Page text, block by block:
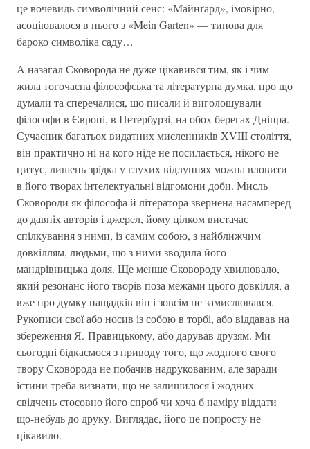
це вочевидь символічний сенс: «Майнґард», імовірно,
асоціювалося в нього з «Mein Garten» — типова для
бароко символіка саду…
А назагал Сковорода не дуже цікавився тим, як і чим
жила тогочасна філософська та літературна думка, про що
думали та сперечалися, що писали й виголошували
філософи в Європі, в Петербурзі, на обох берегах Дніпра.
Сучасник багатьох видатних мисленників XVIII століття,
він практично ні на кого ніде не посилається, нікого не
цитує, лишень зрідка у глухих відлуннях можна вловити
в його творах інтелектуальні відгомони доби. Мисль
Сковороди як філософа й літератора звернена насамперед
до давніх авторів і джерел, йому цілком вистачає
спілкування з ними, із самим собою, з найближчим
довкіллям, людьми, що з ними зводила його
мандрівницька доля. Ще менше Сковороду хвилювало,
який резонанс його творів поза межами цього довкілля, а
вже про думку нащадків він і зовсім не замислювався.
Рукописи свої або носив із собою в торбі, або віддавав на
збереження Я. Правицькому, або дарував друзям. Ми
сьогодні бідкаємося з приводу того, що жодного свого
твору Сковорода не побачив надрукованим, але заради
істини треба визнати, що не залишилося і жодних
свідчень стосовно його спроб чи хоча б наміру віддати
що-небудь до друку. Виглядає, його це попросту не
цікавило.